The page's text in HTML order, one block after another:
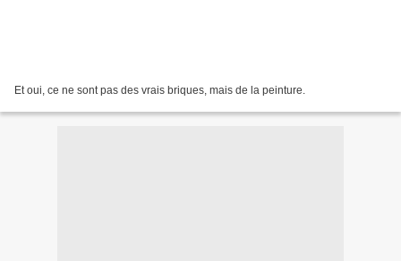
Et oui, ce ne sont pas des vrais briques, mais de la peinture.